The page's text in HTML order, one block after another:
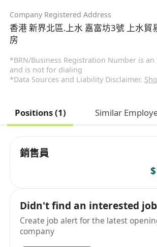
Company Registered Address
香港 新界北區.上水 嘉富坊3號 上水貿
房
*BRN/Business Registration Number is
and is not for dialing
*Data Sources and Liability Disclaimer.
Positions (1) Similar
銷售員
Didn't find an interested
Create job alert for the latest
company